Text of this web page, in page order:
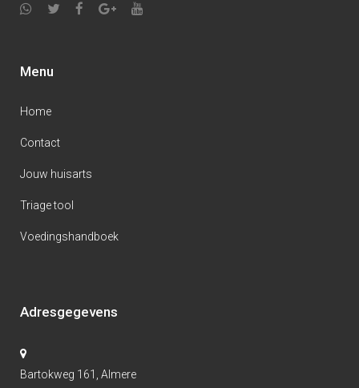
Menu
Home
Contact
Jouw huisarts
Triage tool
Voedingshandboek
Adresgegevens
Bartokweg 161, Almere